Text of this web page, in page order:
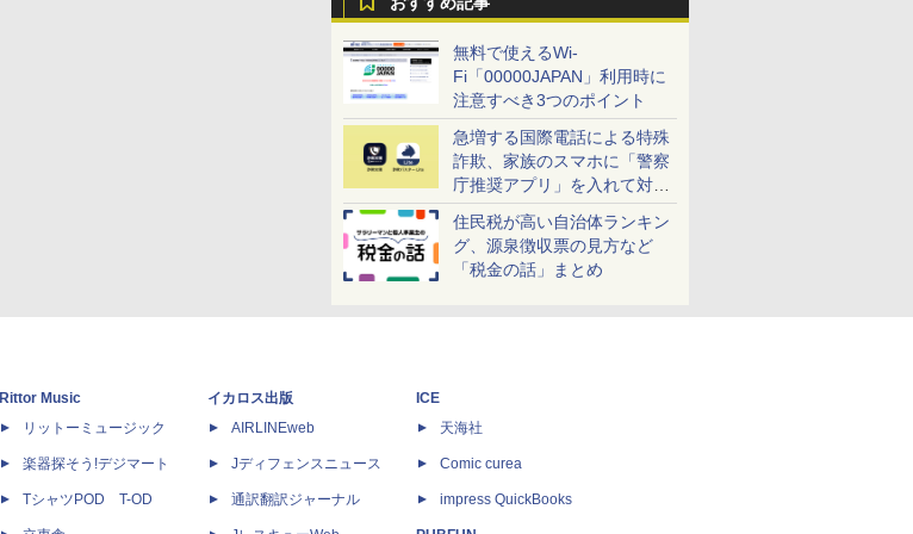
無料で使えるWi-
Fi「00000JAPAN」利用時に
注意すべき3つのポイント
急増する国際電話による特殊
詐欺、家族のスマホに「警察
庁推奨アプリ」を入れて対策
しよう！
住民税が高い自治体ランキン
グ、源泉徴収票の見方など
「税金の話」まとめ
Rittor Music
リットーミュージック
楽器探そう!デジマート
TシャツPOD T-OD
イカロス出版
AIRLINEweb
Jディフェンスニュース
通訳翻訳ジャーナル
ICE
天海社
Comic curea
impress QuickBooks